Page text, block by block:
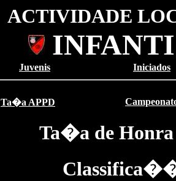
ACTIVIDADE
Juvenis Iniciados
Ta�a APPD
Ta�a de Honra